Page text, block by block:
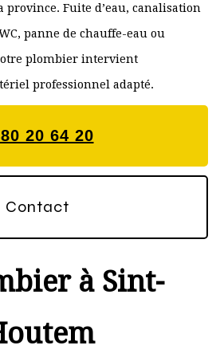
province. Fuite d’eau, canalisation
panne de chauffe-eau ou
plombier intervient
professionnel adapté.
20 64 20
Contact
à Sint-